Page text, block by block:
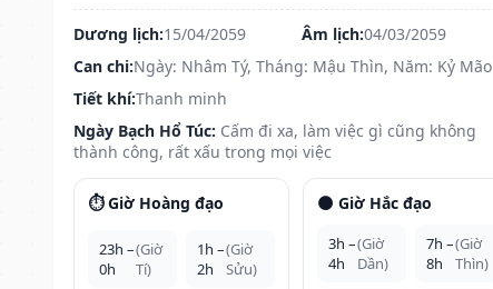
Dương lịch:15/04/2059 Âm lịch:04/03/2059
Can chi:Ngày: Nhâm Tý, Tháng: Mậu Thìn, Năm: Kỷ Mão
Tiết khí:Thanh minh
Ngày Bạch Hổ Túc: Cấm đi xa, làm việc gì cũng không
thành công, rất xấu trong mọi việc
⏱️ Giờ Hoàng đạo
23h –
0h
(Giờ
Tí)
1h –
2h
(Giờ
Sửu)
🌑 Giờ Hắc đạo
3h –
4h
(Giờ
Dần)
7h –
8h
(Giờ
Thìn)